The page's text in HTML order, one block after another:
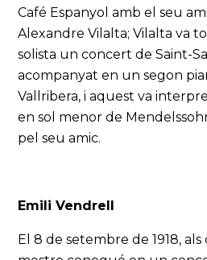
Café Espanyol amb el seu
Alexandre Vilalta; Vilalta va
solista un concert de Saint-
acompanyat en un segon
Vallribera, i aquest va
en sol menor de
pel seu amic.
Emili Vendrell
El 8 de setembre de 1918, als